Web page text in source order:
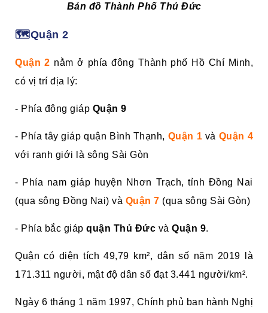
Bản đồ Thành Phố Thủ Đức
🗺️Quận 2
Quận 2 nằm ở phía đông Thành phố Hồ Chí Minh,
có vị trí địa lý:
- Phía đông giáp Quận 9
- Phía tây giáp quận Bình Thạnh, Quận 1 và Quận 4
với ranh giới là sông Sài Gòn
- Phía nam giáp huyện Nhơn Trạch, tỉnh Đồng Nai
(qua sông Đồng Nai) và Quận 7 (qua sông Sài Gòn)
- Phía bắc giáp quận Thủ Đức và Quận 9.
Quận có diện tích 49,79 km², dân số năm 2019 là
171.311 người, mật độ dân số đạt 3.441 người/km².
Ngày 6 tháng 1 năm 1997, Chính phủ ban hành Nghị